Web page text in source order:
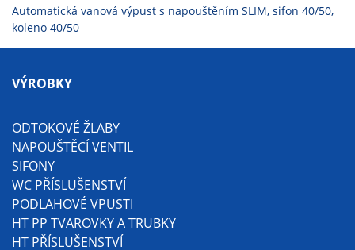
Automatická vanová výpust s napouštěním SLIM, sifon 40/50,
koleno 40/50
VÝROBKY
ODTOKOVÉ ŽLABY
NAPOUŠTĚCÍ VENTIL
SIFONY
WC PŘÍSLUŠENSTVÍ
PODLAHOVÉ VPUSTI
HT PP TVAROVKY A TRUBKY
HT PŘÍSLUŠENSTVÍ